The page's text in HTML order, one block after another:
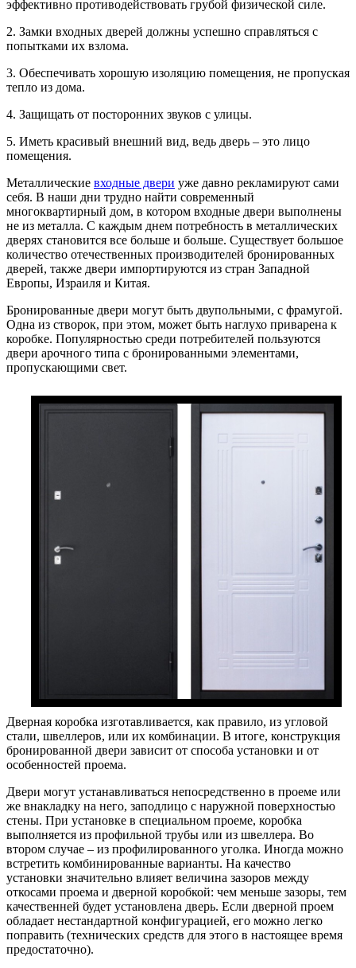
эффективно противодействовать грубой физической силе.
2. Замки входных дверей должны успешно справляться с
попытками их взлома.
3. Обеспечивать хорошую изоляцию помещения, не пропуская
тепло из дома.
4. Защищать от посторонних звуков с улицы.
5. Иметь красивый внешний вид, ведь дверь – это лицо
помещения.
Металлические входные двери уже давно рекламируют сами
себя. В наши дни трудно найти современный
многоквартирный дом, в котором входные двери выполнены
не из металла. С каждым днем потребность в металлических
дверях становится все больше и больше. Существует большое
количество отечественных производителей бронированных
дверей, также двери импортируются из стран Западной
Европы, Израиля и Китая.
Бронированные двери могут быть двупольными, с фрамугой.
Одна из створок, при этом, может быть наглухо приварена к
коробке. Популярностью среди потребителей пользуются
двери арочного типа с бронированными элементами,
пропускающими свет.
Дверная коробка изготавливается, как правило, из угловой
стали, швеллеров, или их комбинации. В итоге, конструкция
бронированной двери зависит от способа установки и от
особенностей проема.
Двери могут устанавливаться непосредственно в проеме или
же внакладку на него, заподлицо с наружной поверхностью
стены. При установке в специальном проеме, коробка
выполняется из профильной трубы или из швеллера. Во
втором случае – из профилированного уголка. Иногда можно
встретить комбинированные варианты. На качество
установки значительно влияет величина зазоров между
откосами проема и дверной коробкой: чем меньше зазоры, тем
качественней будет установлена дверь. Если дверной проем
обладает нестандартной конфигурацией, его можно легко
поправить (технических средств для этого в настоящее время
предостаточно).